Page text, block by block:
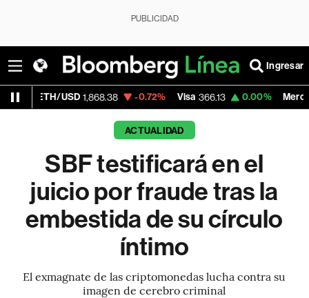
PUBLICIDAD
Ingresar
1,868.38 -0.72% Visa 366.13 0.00% MercadoLibre
ACTUALIDAD
SBF testificará en el
juicio por fraude tras la
embestida de su círculo
íntimo
El exmagnate de las criptomonedas lucha contra su
imagen de cerebro criminal